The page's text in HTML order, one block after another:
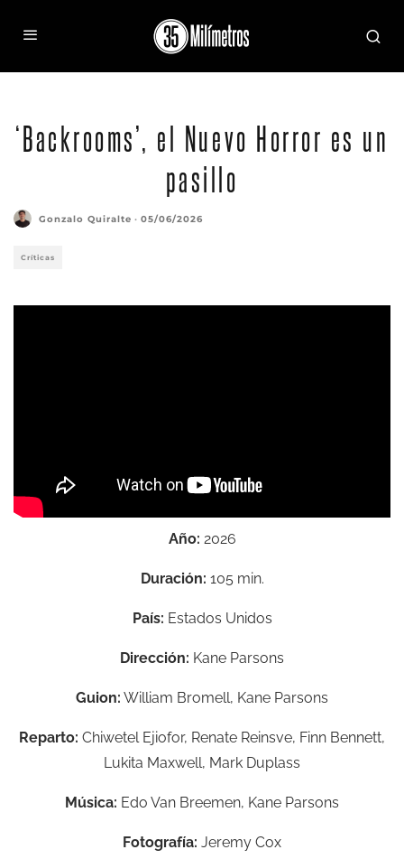
‘Backrooms’, el Nuevo Horror es un
pasillo
Gonzalo Quiralte · 05/06/2026
Críticas
Año: 2026
Duración: 105 min.
País: Estados Unidos
Dirección: Kane Parsons
Guion: William Bromell, Kane Parsons
Reparto: Chiwetel Ejiofor, Renate Reinsve, Finn Bennett,
Lukita Maxwell, Mark Duplass
Música: Edo Van Breemen, Kane Parsons
Fotografía: Jeremy Cox